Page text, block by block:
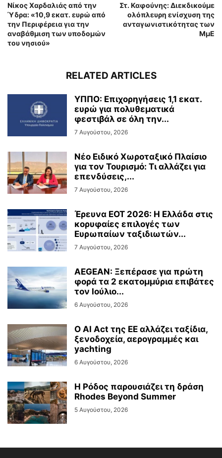
Νίκος Χαρδαλιάς από την
Ύδρα: «10,9 εκατ. ευρώ από
την Περιφέρεια για την
αναβάθμιση των υποδομών
του νησιού»
Στ. Καφούνης: Διεκδικούμε
ολόπλευρη ενίσχυση της
ανταγωνιστικότητας των
ΜμΕ
RELATED ARTICLES
ΥΠΠΟ: Επιχορηγήσεις 1,1 εκατ.
ευρώ για πολυθεματικά
φεστιβάλ σε όλη την...
7 Αυγούστου, 2026
Νέο Ειδικό Χωροταξικό Πλαίσιο
για τον Τουρισμό: Τι αλλάζει για
επενδύσεις,...
7 Αυγούστου, 2026
Έρευνα ΕΟΤ 2026: Η Ελλάδα στις
κορυφαίες επιλογές των
Ευρωπαίων ταξιδιωτών...
7 Αυγούστου, 2026
AEGEAN: Ξεπέρασε για πρώτη
φορά τα 2 εκατομμύρια επιβάτες
τον Ιούλιο...
6 Αυγούστου, 2026
Ο AI Act της ΕΕ αλλάζει ταξίδια,
ξενοδοχεία, αερογραμμές και
yachting
6 Αυγούστου, 2026
Η Ρόδος παρουσιάζει τη δράση
Rhodes Beyond Summer
5 Αυγούστου, 2026